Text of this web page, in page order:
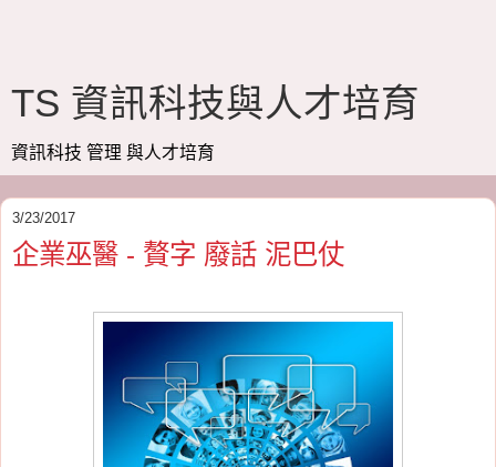
TS 資訊科技與人才培育
資訊科技 管理 與人才培育
3/23/2017
企業巫醫 - 贅字 廢話 泥巴仗